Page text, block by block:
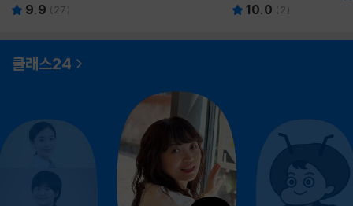
9.9 ( 27) 10.0 ( 2)
클래스24